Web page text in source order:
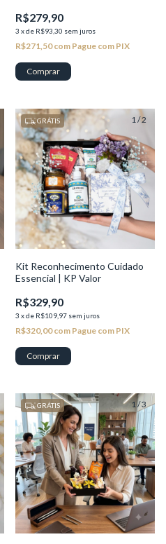
R$279,90
3 xde R$93,30 sem juros
R$271,50com Pague com PIX
1/2
GRÁTIS
Kit Reconhecimento Cuidado
Essencial | KP Valor
R$329,90
3 xde R$109,97 sem juros
R$320,00com Pague com PIX
1/3
GRÁTIS